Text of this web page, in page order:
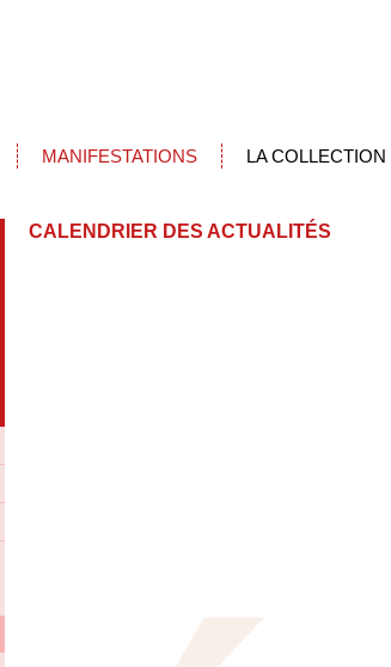
MANIFESTATIONS LA COLLECTION
CALENDRIER DES ACTUALITÉS